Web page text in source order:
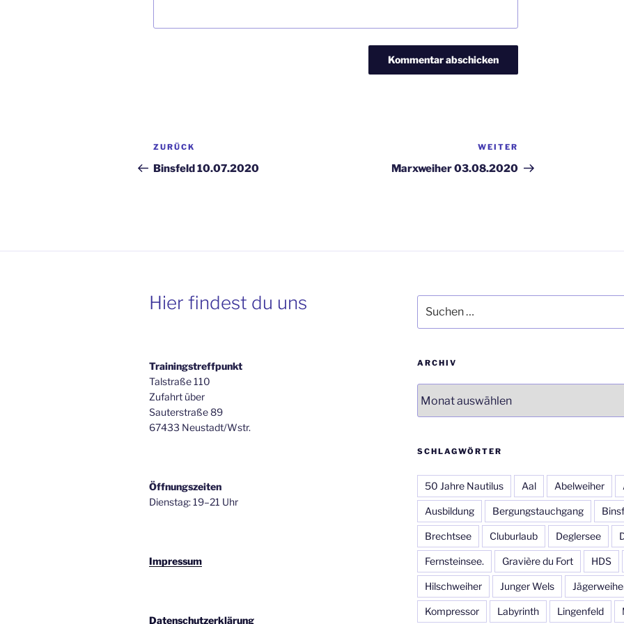
Beitragsnavigation
Vorheriger
Beitrag
ZURÜCK
Binsfeld 10.07.2020
Beitrag
WEITER
Marxweiher 03.08.2020
Hier findest du uns
Trainingstreffpunkt
Talstraße 110
Zufahrt über
Sauterstraße 89
67433 Neustadt/Wstr.
Öffnungszeiten
Dienstag: 19–21 Uhr
Impressum
Datenschutzerklärung
nach:
ARCHIV
SCHLAGWÖRTER
50 Jahre Nautilus Aal Abelweiher
Ausbildung Bergungstauchgang
Brechtsee Cluburlaub Deglersee
Fernsteinsee. Gravière du Fort HDS
Hilschweiher Junger Wels
Kompressor Labyrinth Lingenfeld